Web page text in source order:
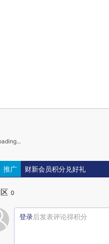
推广 财新会员积分兑好礼
0
登录后发表评论得积分